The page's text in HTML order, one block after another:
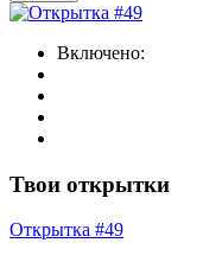
Включено:
Твои открытки
Открытка #49